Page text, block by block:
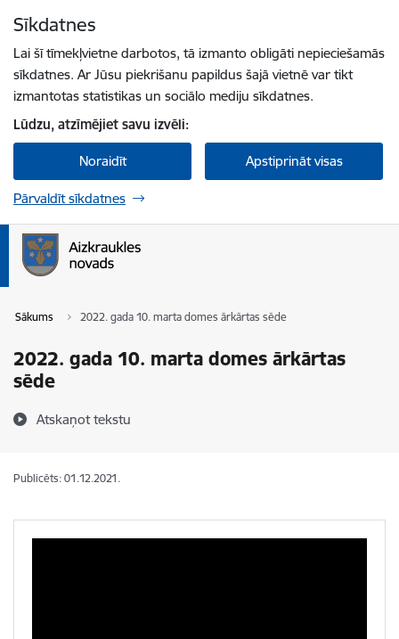
Sīkdatnes
Lai šī tīmekļvietne darbotos, tā izmanto obligāti nepieciešamās
sīkdatnes. Ar Jūsu piekrišanu papildus šajā vietnē var tikt
izmantotas statistikas un sociālo mediju sīkdatnes.
Lūdzu, atzīmējiet savu izvēli:
Noraidīt Apstiprināt visas
Pārvaldīt sīkdatnes
Sākums 2022. gada 10. marta domes ārkārtas sēde
2022. gada 10. marta domes ārkārtas
sēde
Atskaņot tekstu
Publicēts: 01.12.2021.